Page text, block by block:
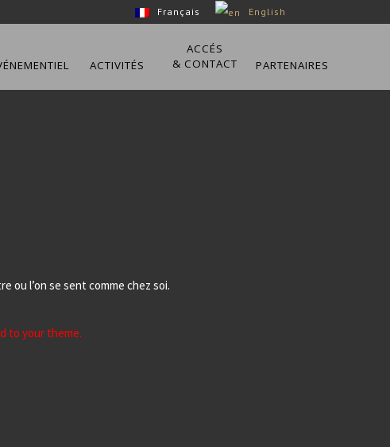
Français English
ACTIVITÉS
ACCÉS
& CONTACT
PARTENAIRES
ou l’on se sent comme chez soi.
to your theme.